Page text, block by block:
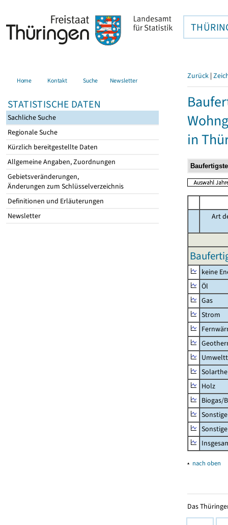
Home Kontakt Suche Newsletter
STATISTISCHE DATEN
Sachliche Suche
Regionale Suche
Kürzlich bereitgestellte Daten
Allgemeine Angaben, Zuordnungen
Gebietsveränderungen,
Änderungen zum Schlüsselverzeichnis
Definitionen und Erläuterungen
Newsletter
Zurück |
in
Art
keine
Öl
Gas
Strom
Holz
Biogas/
▴ nach oben
Das